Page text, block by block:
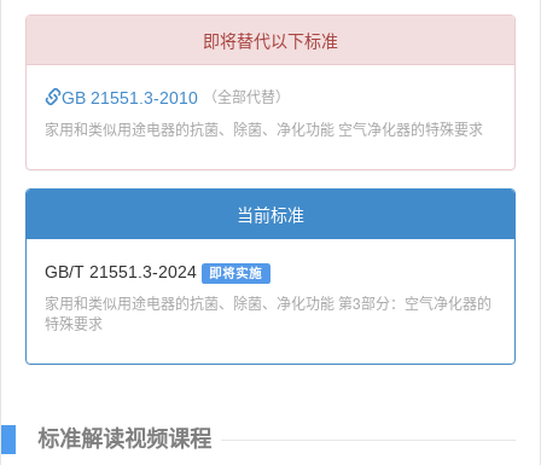
即将替代以下标准
GB 21551.3-2010 （全部代替）
家用和类似用途电器的抗菌、除菌、净化功能 空气净化器的特殊要求
当前标准
GB/T 21551.3-2024 即将实施
家用和类似用途电器的抗菌、除菌、净化功能 第3部分：空气净化器的
特殊要求
标准解读视频课程